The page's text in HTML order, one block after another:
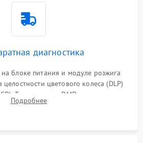
диагностика
блоке питания и модуле розжига
целостности цветового колеса (DLP)
Тестирование DMD-чипа, датчиков
с помощью мультиметра и
Подробнее